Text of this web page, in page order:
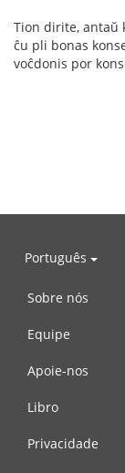
Tion dirite, antaŭ
ĉu pli bonas
voĉdonis por
Português
Sobre nós
Equipe
Apoie-nos
Libro
Privacidade